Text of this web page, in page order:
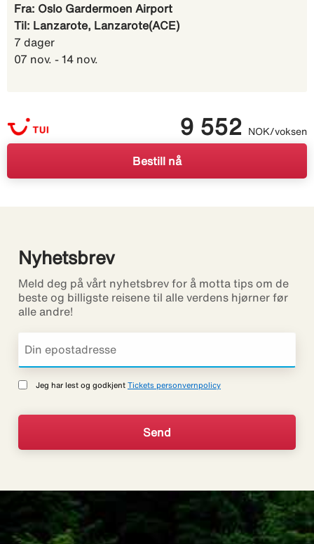
Fra: Oslo Gardermoen Airport
Til: Lanzarote, Lanzarote(ACE)
7 dager
07 nov. - 14 nov.
9 552 NOK/voksen
Bestill nå
Nyhetsbrev
Meld deg på vårt nyhetsbrev for å motta tips om de
beste og billigste reisene til alle verdens hjørner før
alle andre!
Jeg har lest og godkjent Tickets personvernpolicy